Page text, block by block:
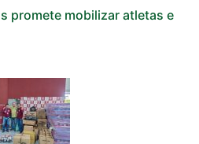
promete mobilizar atletas e